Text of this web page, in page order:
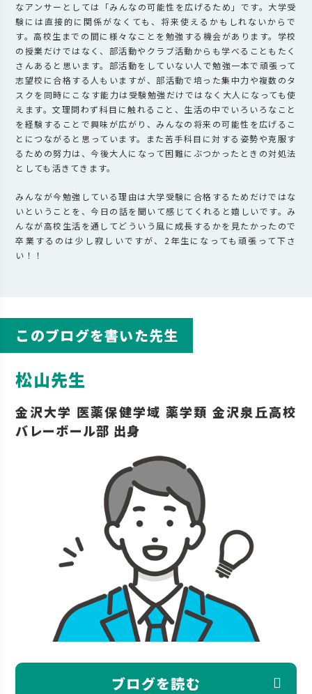
なアンサーとしては「みんなの可能性を広げるため」です。大学受
験には直接的に関係がなくても、将来使えるかもしれないからで
す。高校生までの間に様々なことを勉強する機会があります。学校
の授業だけではなく、部活動やクラブ活動からも学べることもたく
さんあると思います。部活動をしていない人で勉強一本で頑張って
志望校に合格する人もいますが、部活動で培った集中力や複数のタ
スクを同時にこなす能力は受験勉強だけではなく大人になっても使
えます。文理問わず科目に触れること、生活の中でいろいろなこと
を経験することで興味が広がり、みんなの将来の可能性を広げるこ
とにつながると思っています。また苦手科目に対する姿勢や克服す
るための努力は、今後大人になって困難にぶつかったときの対処法
としても活きてきます。
みんなが今勉強している理由は大学受験に合格するためだけではな
いということを、今日の話を聞いて感じてくれると嬉しいです。み
んなが高校生活を通してどういう風に成長するかを見たかったので
卒業するのは少し寂しいですが、2年生になっても頑張って下さ
い！！
このブログを書いた先生
松山先生
金沢大学 医薬保健学域 薬学類 金沢泉丘高校
バレーボール部 出身
ブログを読む